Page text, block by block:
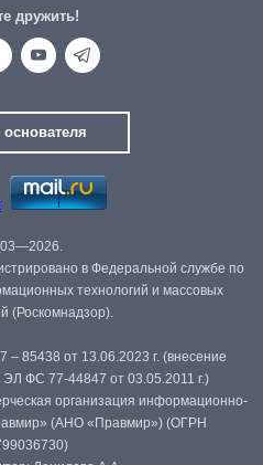
дружить!
в Федеральной службе по
технологий и массовых
(Роскомнадзор).
85438 от 13.06.2023 г. (внесение
ЭЛ ФС 77-44847 от 03.05.2011 г.)
организация информационно-
(АНО «Правмир») (ОГРН